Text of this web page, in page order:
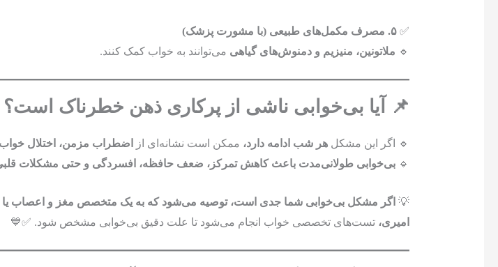
✅ ۵. مصرف مکمل‌های طبیعی (با مشورت پزشک)
🔹 ملاتونین، منیزیم و دمنوش‌های گیاهی می‌توانند به خواب کمک کنند.
📌 آیا بی‌خوابی ناشی از پرکاری ذهن خطرناک است؟
🔹 اگر این مشکل هر شب ادامه دارد، ممکن است نشانه‌ای از اضطراب مزمن، اختلال
🔹 بی‌خوابی طولانی‌مدت باعث کاهش تمرکز، ضعف حافظه، افسردگی و حتی مشکلات
💡 اگر مشکل بی‌خوابی شما جدی است، توصیه می‌شود که به یک متخصص مغز و اعصاب یا
امیری، تست‌های تخصصی خواب انجام می‌شود تا علت دقیق بی‌خوابی مشخص شود. ✅💙